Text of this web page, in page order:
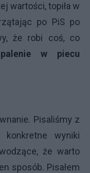
wartości, topiła w
po PiS po
że robi coś, co
palenie w piecu
Pisaliśmy z
konkretne wyniki
że warto
sposób. Pisałem